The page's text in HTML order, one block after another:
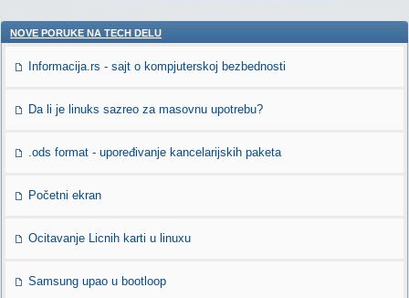
NOVE PORUKE NA TECH DELU
Informacija.rs - sajt o kompjuterskoj bezbednosti
Da li je linuks sazreo za masovnu upotrebu?
.ods format - upoređivanje kancelarijskih paketa
Početni ekran
Ocitavanje Licnih karti u linuxu
Samsung upao u bootloop